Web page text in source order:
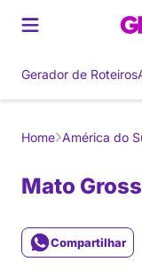
Gerador de Roteiros
Home América do
Mato
Compartilhar